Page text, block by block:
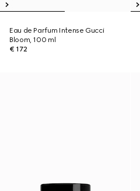
Eau de Parfum Intense Gucci
Bloom, 100 ml
€ 172